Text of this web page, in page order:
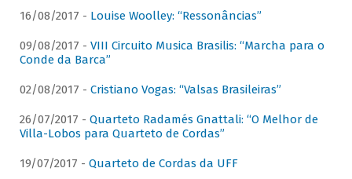
16/08/2017 - Louise Woolley: “Ressonâncias”
09/08/2017 - VIII Circuito Musica Brasilis: “Marcha para o
Conde da Barca”
02/08/2017 - Cristiano Vogas: “Valsas Brasileiras”
26/07/2017 - Quarteto Radamés Gnattali: “O Melhor de
Villa-Lobos para Quarteto de Cordas”
19/07/2017 - Quarteto de Cordas da UFF